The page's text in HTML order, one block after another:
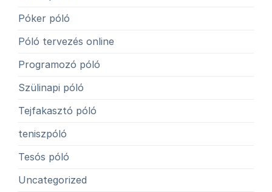
Póker póló
Póló tervezés online
Programozó póló
Szülinapi póló
Tejfakasztó póló
teniszpóló
Tesós póló
Uncategorized